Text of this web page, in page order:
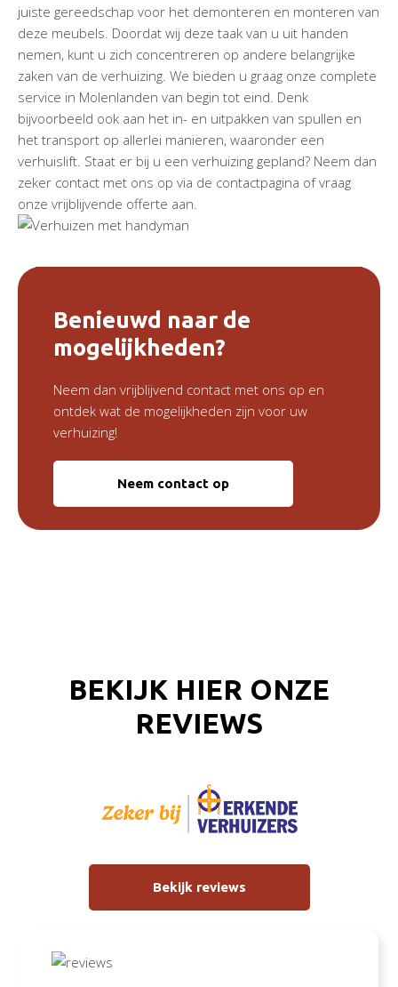
juiste gereedschap voor het demonteren en monteren van
deze meubels. Doordat wij deze taak van u uit handen
nemen, kunt u zich concentreren op andere belangrijke
zaken van de verhuizing. We bieden u graag onze complete
service in Molenlanden van begin tot eind. Denk
bijvoorbeeld ook aan het in- en uitpakken van spullen en
het transport op allerlei manieren, waaronder een
verhuislift. Staat er bij u een verhuizing gepland? Neem dan
zeker contact met ons op via de contactpagina of vraag
onze vrijblijvende offerte aan.
Benieuwd naar de
mogelijkheden?
Neem dan vrijblijvend contact met ons op en
ontdek wat de mogelijkheden zijn voor uw
verhuizing!
Neem contact op
BEKIJK HIER ONZE
REVIEWS
Bekijk reviews